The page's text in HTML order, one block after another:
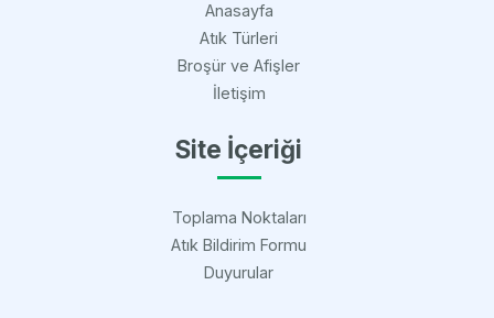
Anasayfa
Atık Türleri
Broşür ve Afişler
İletişim
Site İçeriği
Toplama Noktaları
Atık Bildirim Formu
Duyurular